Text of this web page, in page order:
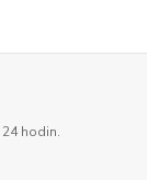
hodin.